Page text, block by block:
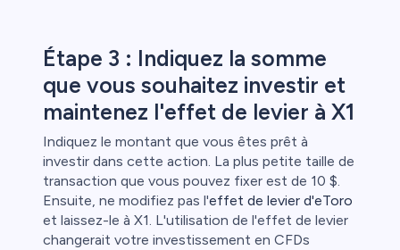
Étape 3 : Indiquez la somme
que vous souhaitez investir et
maintenez l'effet de levier à X1
Indiquez le montant que vous êtes prêt à
investir dans cette action. La plus petite taille de
transaction que vous pouvez fixer est de 10 $.
Ensuite, ne modifiez pas l'effet de levier d'eToro
et laissez-le à X1. L'utilisation de l'effet de levier
changerait votre investissement en CFDs